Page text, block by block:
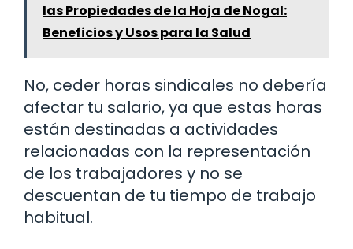
las Propiedades de la Hoja de Nogal:
Beneficios y Usos para la Salud
No, ceder horas sindicales no debería
afectar tu salario, ya que estas horas
están destinadas a actividades
relacionadas con la representación
de los trabajadores y no se
descuentan de tu tiempo de trabajo
habitual.